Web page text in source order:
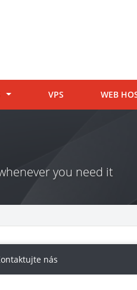
VPS WEB
you need it
nás